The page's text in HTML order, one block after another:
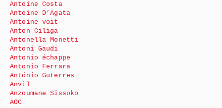
Antoine Costa
Antoine D’Agata
Antoine voit
Anton Ciliga
Antonella Monetti
Antoni Gaudi
Antonio échappe
Antonio Ferrara
António Guterres
Anvil
Anzoumane Sissoko
AOC